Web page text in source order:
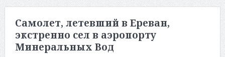
Самолет, летевший в Ереван,
экстренно сел в аэропорту
Минеральных Вод